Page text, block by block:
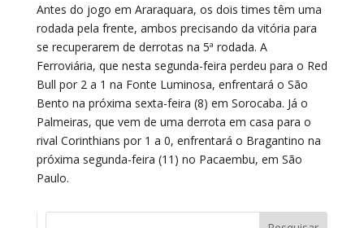
Antes do jogo em Araraquara, os dois times têm uma
rodada pela frente, ambos precisando da vitória para
se recuperarem de derrotas na 5ª rodada. A
Ferroviária, que nesta segunda-feira perdeu para o Red
Bull por 2 a 1 na Fonte Luminosa, enfrentará o São
Bento na próxima sexta-feira (8) em Sorocaba. Já o
Palmeiras, que vem de uma derrota em casa para o
rival Corinthians por 1 a 0, enfrentará o Bragantino na
próxima segunda-feira (11) no Pacaembu, em São
Paulo.